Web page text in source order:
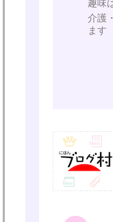
趣味
介護
ます